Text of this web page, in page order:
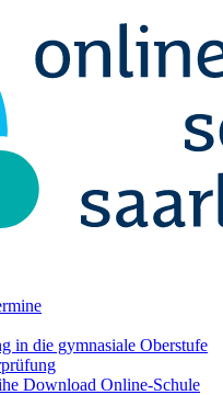
in die gymnasiale Oberstufe
Download Online-Schule